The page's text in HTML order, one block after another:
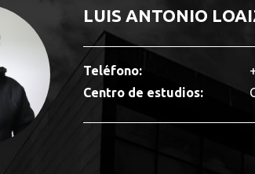
LUIS ANTONIO
Teléfono:
Centro de estudios: